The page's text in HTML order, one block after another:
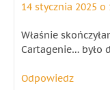
14 stycznia 2025 o
Właśnie
Cartagenie… było
Odpowiedz